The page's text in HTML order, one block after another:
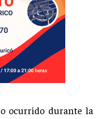
ocurrido durante la